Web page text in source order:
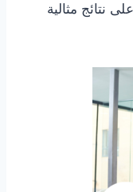
نتائج مثالية